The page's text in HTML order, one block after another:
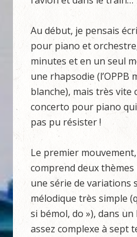
Au début, je pensais
pour piano et
minutes et en un seul
une rhapsodie (l’OPPB
blanche), mais très vite
concerto pour piano qui
pas pu résister !
Le premier
comprend deux thèmes
une série de variations
mélodique très simple
si bémol, do »), dans
assez complexe à sept